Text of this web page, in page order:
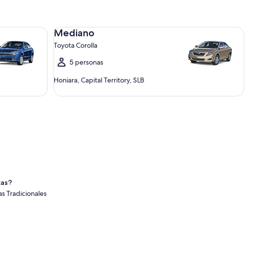
Mediano
Toyota Corolla
5 personas
Honiara, Capital Territory, SLB
Mediano Toyota Corolla
Tradicionales